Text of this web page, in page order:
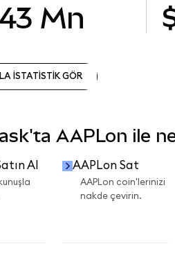
Mn
İSTATİSTİK GÖR
AAPLon ile
Al AAPLon Sat
AAPLon coin'lerinizi
nakde çevirin.